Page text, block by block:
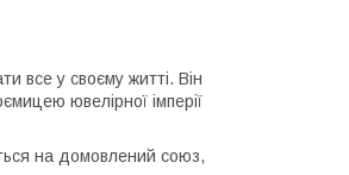
все у своєму житті. Він
ювелірної імперії
на домовлений союз,